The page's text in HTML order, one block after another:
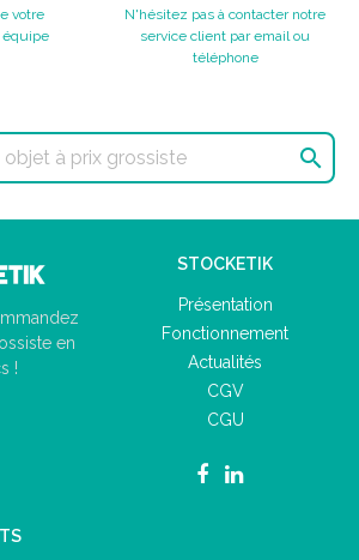
votre
équipe
N'hésitez pas à contacter notre
service client par email ou
téléphone

en
!
STOCKETIK
Présentation
Fonctionnement
Actualités
CGV
CGU